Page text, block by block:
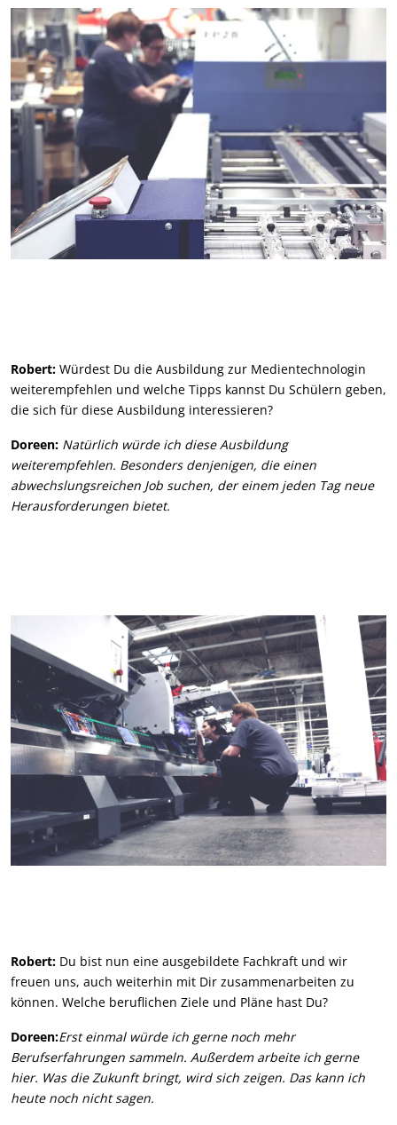
Robert: Würdest Du die Ausbildung zur Medientechnologin
weiterempfehlen und welche Tipps kannst Du Schülern geben,
die sich für diese Ausbildung interessieren?
Doreen: Natürlich würde ich diese Ausbildung
weiterempfehlen. Besonders denjenigen, die einen
abwechslungsreichen Job suchen, der einem jeden Tag neue
Herausforderungen bietet.
Robert: Du bist nun eine ausgebildete Fachkraft und wir
freuen uns, auch weiterhin mit Dir zusammenarbeiten zu
können. Welche beruflichen Ziele und Pläne hast Du?
Doreen:Erst einmal würde ich gerne noch mehr
Berufserfahrungen sammeln. Außerdem arbeite ich gerne
hier. Was die Zukunft bringt, wird sich zeigen. Das kann ich
heute noch nicht sagen.